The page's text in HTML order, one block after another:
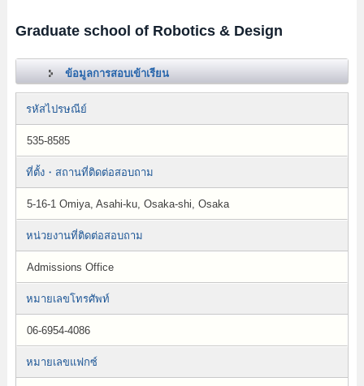
Graduate school of Robotics & Design
ข้อมูลการสอบเข้าเรียน
รหัสไปรษณีย์
535-8585
ที่ตั้ง・สถานที่ติดต่อสอบถาม
5-16-1 Omiya, Asahi-ku, Osaka-shi, Osaka
หน่วยงานที่ติดต่อสอบถาม
Admissions Office
หมายเลขโทรศัพท์
06-6954-4086
หมายเลขแฟกซ์